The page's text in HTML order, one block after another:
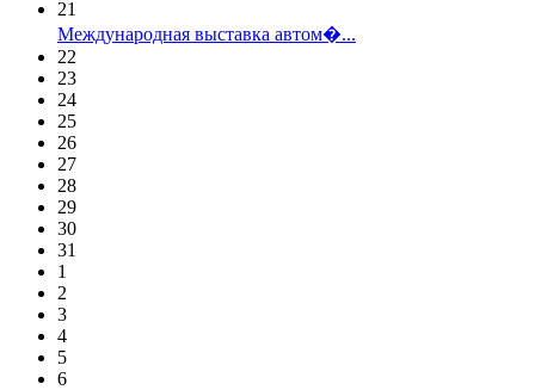
21
Международная выставка автом�...
22
23
24
25
26
27
28
29
30
31
1
2
3
4
5
6